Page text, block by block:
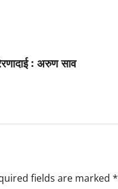
: अरुण साव
fields are marked *